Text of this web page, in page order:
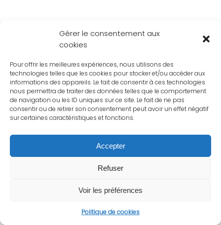
Gérer le consentement aux
cookies
Pour offrir les meilleures expériences, nous utilisons des
technologies telles que les cookies pour stocker et/ou accéder aux
informations des appareils. Le fait de consentir à ces technologies
nous permettra de traiter des données telles que le comportement
de navigation ou les ID uniques sur ce site. Le fait de ne pas
consentir ou de retirer son consentement peut avoir un effet négatif
sur certaines caractéristiques et fonctions.
Accepter
Refuser
Voir les préférences
Politique de cookies